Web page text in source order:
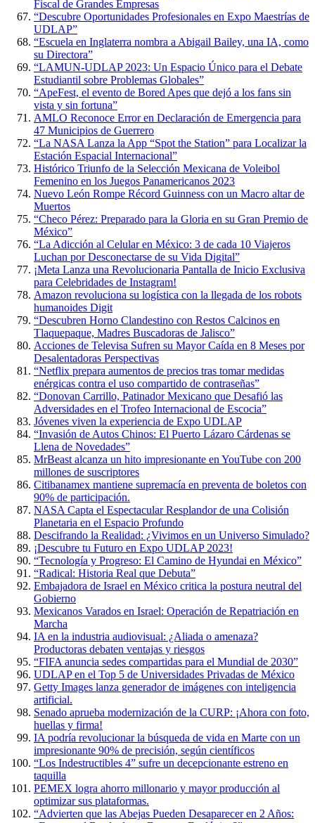
Fiscal de Grandes Empresas
“Descubre Oportunidades Profesionales en Expo Maestrías de
UDLAP”
“Escuela en Inglaterra nombra a Abigail Bailey, una IA, como
su Directora”
“LAMUN-UDLAP 2023: Un Espacio Único para el Debate
Estudiantil sobre Problemas Globales”
“ApeFest, el evento de Bored Apes que dejó a los fans sin
vista y sin fortuna”
AMLO Reconoce Error en Declaración de Emergencia para
47 Municipios de Guerrero
“La NASA Lanza la App “Spot the Station” para Localizar la
Estación Espacial Internacional”
Histórico Triunfo de la Selección Mexicana de Voleibol
Femenino en los Juegos Panamericanos 2023
Nuevo León Rompe Récord Guinness con un Macro altar de
Muertos
“Checo Pérez: Preparado para la Gloria en su Gran Premio de
México”
“La Adicción al Celular en México: 3 de cada 10 Viajeros
Luchan por Desconectarse de su Vida Digital”
¡Meta Lanza una Revolucionaria Pantalla de Inicio Exclusiva
para Celebridades de Instagram!
Amazon revoluciona su logística con la llegada de los robots
humanoides Digit
“Descubren Horno Clandestino con Restos Calcinos en
Tlaquepaque, Madres Buscadoras de Jalisco”
Acciones de Televisa Sufren su Mayor Caída en 8 Meses por
Desalentadoras Perspectivas
“Netflix prepara aumentos de precios tras tomar medidas
enérgicas contra el uso compartido de contraseñas”
“Donovan Carrillo, Patinador Mexicano que Desafió las
Adversidades en el Trofeo Internacional de Escocia”
Jóvenes viven la experiencia de Expo UDLAP
“Invasión de Autos Chinos: El Puerto Lázaro Cárdenas se
Llena de Novedades”
MrBeast alcanza un hito impresionante en YouTube con 200
millones de suscriptores
Citibanamex mantiene supremacía en preventa de boletos con
90% de participación.
NASA Capta el Espectacular Resplandor de una Colisión
Planetaria en el Espacio Profundo
Descifrando la Realidad: ¿Vivimos en un Universo Simulado?
¡Descubre tu Futuro en Expo UDLAP 2023!
“Tecnología y Progreso: El Camino de Hyundai en México”
“Radical: Historia Real que Debuta”
Embajadora de Israel en México critica la postura neutral del
Gobierno
Mexicanos Varados en Israel: Operación de Repatriación en
Marcha
IA en la industria audiovisual: ¿Aliada o amenaza?
Productoras debaten ventajas y riesgos
“FIFA anuncia sedes compartidas para el Mundial de 2030”
UDLAP en el Top 5 de Universidades Privadas de México
Getty Images lanza generador de imágenes con inteligencia
artificial.
Senado aprueba modernización de la CURP: ¡Ahora con foto,
huellas y firma!
IA podría revolucionar la búsqueda de vida en Marte con un
impresionante 90% de precisión, según científicos
“Los Indestructibles 4” sufre un decepcionante estreno en
taquilla
PEMEX logra ahorro millonario y mayor producción al
optimizar sus plataformas.
“Advierten que las Abejas Pueden Desaparecer en 2 Años: